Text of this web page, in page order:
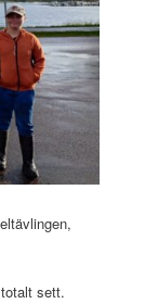
sett.